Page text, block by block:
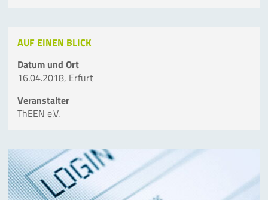
AUF EINEN BLICK
Datum und Ort
16.04.2018, Erfurt
Veranstalter
ThEEN e.V.